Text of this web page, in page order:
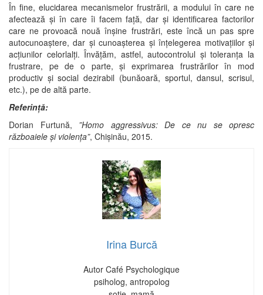
În fine, elucidarea mecanismelor frustrării, a modului în care ne
afectează și în care îi facem față, dar și identificarea factorilor
care ne provoacă nouă înșine frustrări, este încă un pas spre
autocunoaștere, dar și cunoașterea și înțelegerea motivațiilor și
acțiunilor celorlalți. Învățăm, astfel, autocontrolul și toleranța la
frustrare, pe de o parte, și exprimarea frustrărilor în mod
productiv și social dezirabil (bunăoară, sportul, dansul, scrisul,
etc.), pe de altă parte.
Referință:
Dorian Furtună, ”Homo aggressivus: De ce nu se opresc
războaiele și violența”, Chișinău, 2015.
Irina Burcă
Autor Café Psychologique
psiholog, antropolog